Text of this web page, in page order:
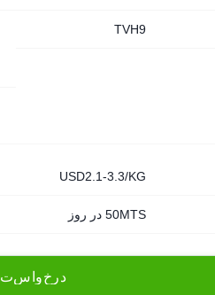
TVH9
USD2.1-3.3/KG
50MTS در روز
در خو ست